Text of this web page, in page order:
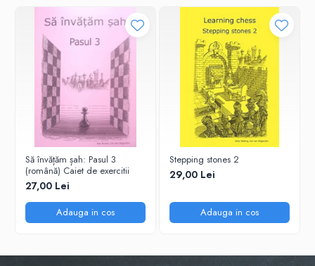
Să învățăm șah: Pasul 3
(română) Caiet de exercitii
27,00 Lei
Adauga in cos
Stepping stones 2
29,00 Lei
Adauga in cos